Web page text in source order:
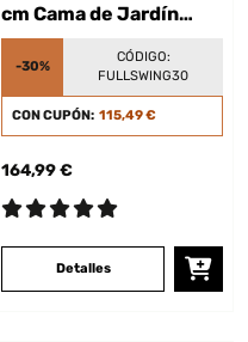
cm Cama de Jardín
elevada Efecto madera
-30%
CÓDIGO:
FULLSWING30
CON CUPÓN: 115,49 €
164,99 €
Detalles